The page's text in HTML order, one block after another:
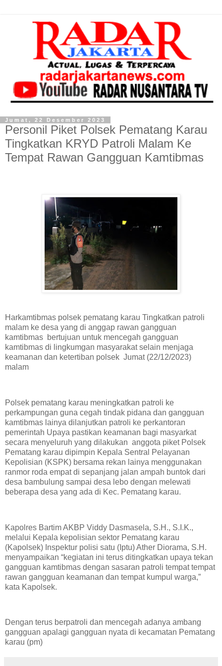
Jumat, 22 Desember 2023
Personil Piket Polsek Pematang Karau
Tingkatkan KRYD Patroli Malam Ke
Tempat Rawan Gangguan Kamtibmas
Harkamtibmas polsek pematang karau Tingkatkan patroli
malam ke desa yang di anggap rawan gangguan
kamtibmas bertujuan untuk mencegah gangguan
kamtibmas di lingkumgan masyarakat selain menjaga
keamanan dan ketertiban polsek Jumat (22/12/2023)
malam
Polsek pematang karau meningkatkan patroli ke
perkampungan guna cegah tindak pidana dan gangguan
kamtibmas lainya dilanjutkan patroli ke perkantoran
pemerintah Upaya pastikan keamanan bagi masyarkat
secara menyeluruh yang dilakukan anggota piket Polsek
Pematang karau dipimpin Kepala Sentral Pelayanan
Kepolisian (KSPK) bersama rekan lainya menggunakan
ranmor roda empat di sepanjang jalan ampah buntok dari
desa bambulung sampai desa lebo dengan melewati
beberapa desa yang ada di Kec. Pematang karau.
Kapolres Bartim AKBP Viddy Dasmasela, S.H., S.I.K.,
melalui Kepala kepolisian sektor Pematang karau
(Kapolsek) Inspektur polisi satu (Iptu) Ather Diorama, S.H.
menyampaikan “kegiatan ini terus ditingkatkan upaya tekan
gangguan kamtibmas dengan sasaran patroli tempat tempat
rawan gangguan keamanan dan tempat kumpul warga,”
kata Kapolsek.
Dengan terus berpatroli dan mencegah adanya ambang
gangguan apalagi gangguan nyata di kecamatan Pematang
karau (pm)